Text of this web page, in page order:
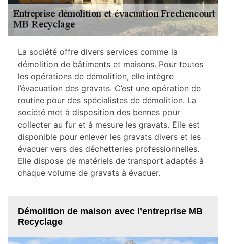
La société offre divers services comme la
démolition de bâtiments et maisons. Pour toutes
les opérations de démolition, elle intègre
l’évacuation des gravats. C’est une opération de
routine pour des spécialistes de démolition. La
société met à disposition des bennes pour
collecter au fur et à mesure les gravats. Elle est
disponible pour enlever les gravats divers et les
évacuer vers des déchetteries professionnelles.
Elle dispose de matériels de transport adaptés à
chaque volume de gravats à évacuer.
Démolition de maison avec l’entreprise MB
Recyclage